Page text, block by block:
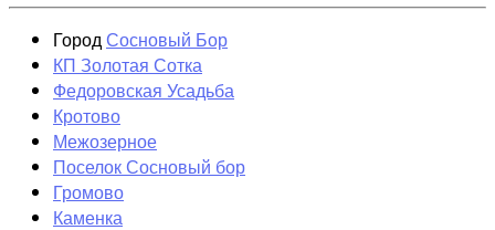
ГородСосновый Бор
КП Золотая Сотка
Федоровская Усадьба
Кротово
Межозерное
Поселок Сосновый бор
Громово
Каменка